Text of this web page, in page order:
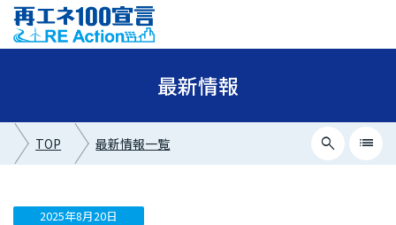
最新情報
TOP 最新情報一覧 search list
最新情報カテゴリー
2025年8月20日